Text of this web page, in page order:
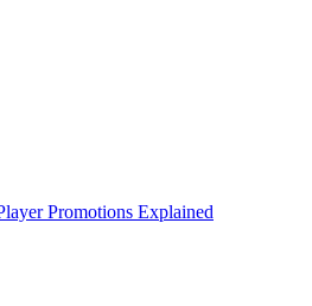
Promotions Explained